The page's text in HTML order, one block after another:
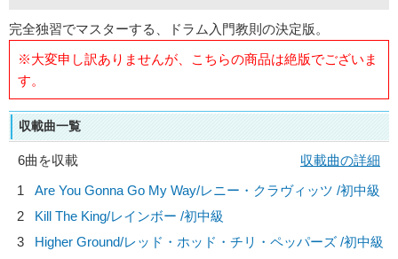
完全独習でマスターする、ドラム入門教則の決定版。
※大変申し訳ありませんが、こちらの商品は絶版でございま
す。
収載曲一覧
6曲を収載
収載曲の詳細
1
Are You Gonna Go My Way/レニー・クラヴィッツ /初中級
2
Kill The King/レインボー /初中級
3
Higher Ground/レッド・ホッド・チリ・ペッパーズ /初中級